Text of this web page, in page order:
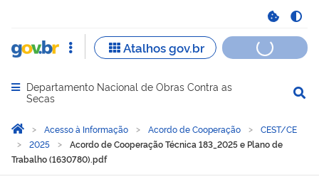
Abrir menu principal de navegação
Departamento Nacional de Obras Contra as
Secas
Você está aqui:
Página Inicial
Acesso à Informação Acordo de Cooperação
CEST/CE
2025
Acordo de Cooperação Técnica 183_2025 e Plano de
Trabalho (1630780).pdf